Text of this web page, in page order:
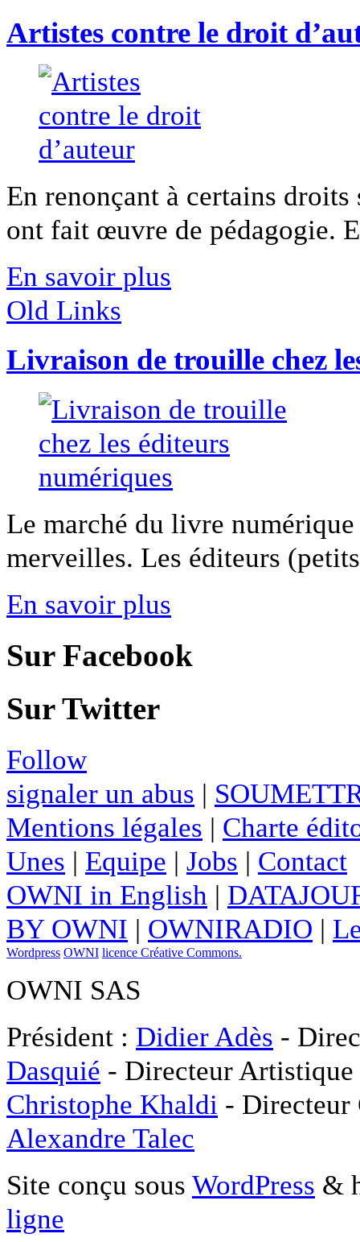
Artistes contre le droit
En renonçant à certains
ont fait œuvre de pédagogie.
En savoir plus
Old Links
Livraison de trouille chez
Le marché du livre
merveilles. Les éditeurs
En savoir plus
Sur Facebook
Sur Twitter
Follow
signaler un abus |
Mentions légales | Charte
Unes | Equipe | Jobs | Contact
OWNI in English |
BY OWNI | OWNIRADIO |
Wordpress OWNI licence Créative Commons.
OWNI SAS
Président : Didier Adès -
Dasquié - Directeur
Christophe Khaldi -
Alexandre Talec
Site conçu sous WordPress &
ligne